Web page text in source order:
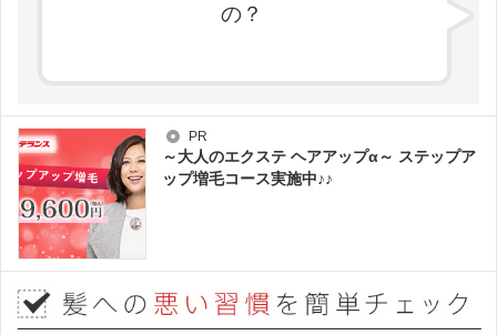
の？
PR
～大人のエクステ ヘアアップα～ ステップア
ップ増毛コース実施中♪♪